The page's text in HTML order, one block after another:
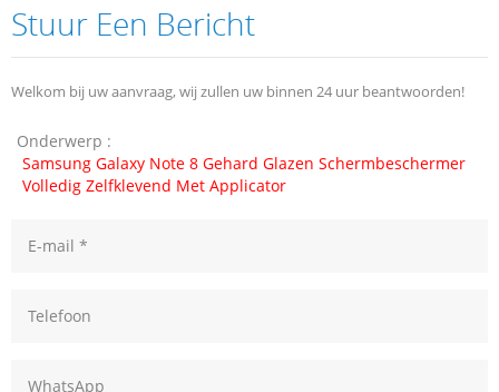
Stuur Een Bericht
Welkom bij uw aanvraag, wij zullen uw binnen 24 uur beantwoorden!
Onderwerp :
Samsung Galaxy Note 8 Gehard Glazen Schermbeschermer
Volledig Zelfklevend Met Applicator